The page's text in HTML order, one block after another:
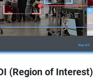
(Region of Interest)